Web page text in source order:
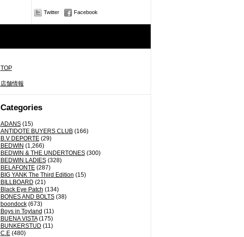
Twitter Facebook
TOP
店舗情報
Categories
ADANS(15)
ANTIDOTE BUYERS CLUB(166)
B.V DEPORTE(29)
BEDWIN (1,266)
BEDWIN & THE UNDERTONES(300)
BEDWIN LADIES(328)
BELAFONTE(287)
BIG YANK The Third Edition (15)
BILLBOARD (21)
Black Eye Patch (134)
BONES AND BOLTS(38)
boondock(673)
Boys in Toyland (11)
BUENA VISTA(175)
BUNKERSTUD (11)
C.E(480)